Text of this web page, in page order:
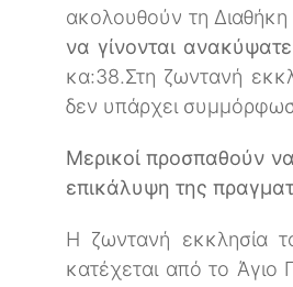
ακολουθούν τη Διαθήκη
να γίνονται
κα:38.Στη ζωντανή
δεν υπάρχει
Μερικοί προσπαθούν
επικάλυψη της
Η ζωντανή εκκλησία
κατέχεται από το